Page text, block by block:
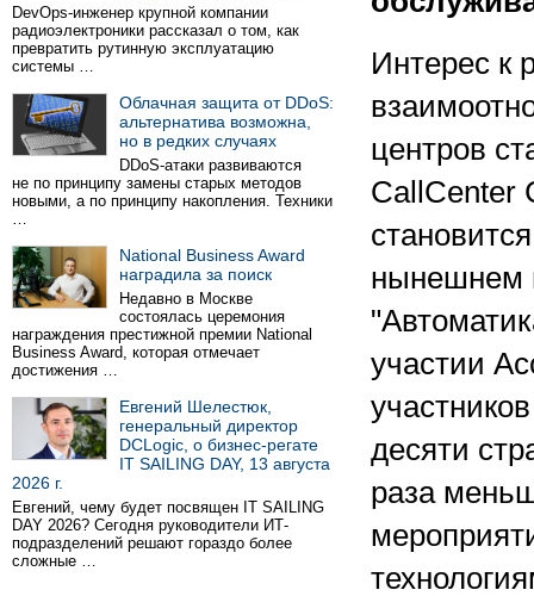
DevOps-инженер крупной компании
радиоэлектроники рассказал о том, как
превратить рутинную эксплуатацию
системы …
Облачная защита от DDoS:
альтернатива возможна,
но в редких случаях
DDoS-атаки развиваются
не по принципу замены старых методов
новыми, а по принципу накопления. Техники
…
National Business Award
наградила за поиск
Недавно в Москве
состоялась церемония
награждения престижной премии National
Business Award, которая отмечает
достижения …
Евгений Шелестюк,
генеральный директор
DCLogic, о бизнес-регате
IT SAILING DAY, 13 августа
2026 г.
Евгений, чему будет посвящен IT SAILING
DAY 2026? Сегодня руководители ИТ-
подразделений решают гораздо более
сложные …
Интерес к
центров
CallCenter
нынешнем
участии
десяти
раза